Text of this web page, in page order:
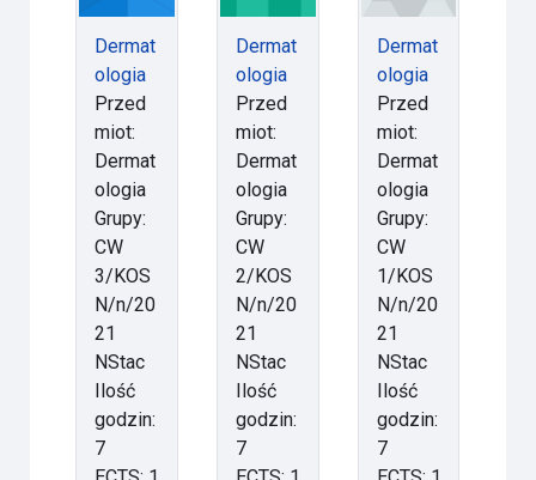
Dermat
ologia
Przed
miot:
Dermat
ologia
Grupy:
CW
3/KOS
N/n/20
21
NStac
Ilość
godzin:
7
Dermat
ologia
Przed
miot:
Dermat
ologia
Grupy:
CW
2/KOS
N/n/20
21
NStac
Ilość
godzin:
7
Dermat
ologia
Przed
miot:
Dermat
ologia
Grupy:
CW
1/KOS
N/n/20
21
NStac
Ilość
godzin:
7